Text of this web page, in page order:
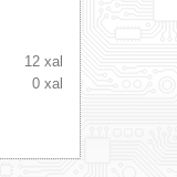
12 xal
0 xal